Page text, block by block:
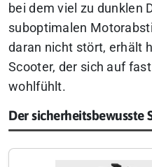
bei dem viel zu dunklen
suboptimalen
daran nicht stört, erhält
Scooter, der sich auf
wohlfühlt.
Der sicherheitsbewusste